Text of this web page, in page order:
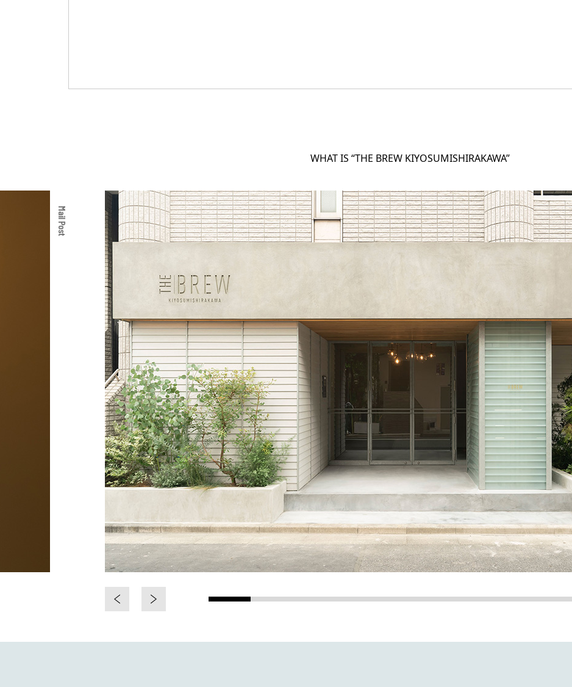
WHAT IS “THE BREW KIYOSUMISHIRAKAWA”
Mail Post